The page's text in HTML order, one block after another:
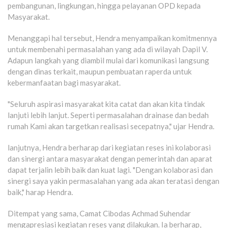
pembangunan, lingkungan, hingga pelayanan OPD kepada
Masyarakat.
Menanggapi hal tersebut, Hendra menyampaikan komitmennya
untuk membenahi permasalahan yang ada di wilayah Dapil V.
Adapun langkah yang diambil mulai dari komunikasi langsung
dengan dinas terkait, maupun pembuatan raperda untuk
kebermanfaatan bagi masyarakat.
"Seluruh aspirasi masyarakat kita catat dan akan kita tindak
lanjuti lebih lanjut. Seperti permasalahan drainase dan bedah
rumah Kami akan targetkan realisasi secepatnya," ujar Hendra.
lanjutnya, Hendra berharap dari kegiatan reses ini kolaborasi
dan sinergi antara masyarakat dengan pemerintah dan aparat
dapat terjalin lebih baik dan kuat lagi. "Dengan kolaborasi dan
sinergi saya yakin permasalahan yang ada akan teratasi dengan
baik," harap Hendra.
Ditempat yang sama, Camat Cibodas Achmad Suhendar
mengapresiasi kegiatan reses yang dilakukan. Ia berharap,